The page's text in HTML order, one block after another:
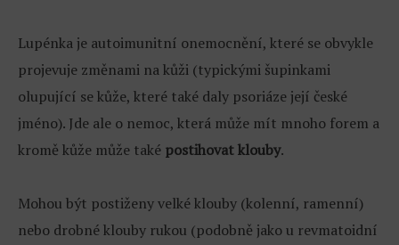
Lupénka je autoimunitní onemocnění, které se obvykle
projevuje změnami na kůži (typickými šupinkami
olupující se kůže, které také daly psoriáze její české
jméno). Jde ale o nemoc, která může mít mnoho forem a
kromě kůže může také postihovat klouby.
Mohou být postiženy velké klouby (kolenní, ramenní)
nebo drobné klouby rukou (podobně jako u revmatoidní